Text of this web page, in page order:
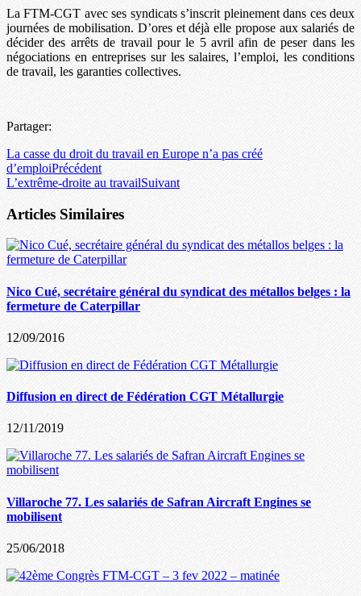
La FTM-CGT avec ses syndicats s’inscrit pleinement dans ces deux
journées de mobilisation. D’ores et déjà elle propose aux salariés de
décider des arrêts de travail pour le 5 avril afin de peser dans les
négociations en entreprises sur les salaires, l’emploi, les conditions
de travail, les garanties collectives.
Partager:
La casse du droit du travail en Europe n’a pas créé
d’emploiPrécédent
L’extrême-droite au travailSuivant
Articles Similaires
Nico Cué, secrétaire général du syndicat des métallos belges : la
fermeture de Caterpillar
12/09/2016
Diffusion en direct de Fédération CGT Métallurgie
12/11/2019
Villaroche 77. Les salariés de Safran Aircraft Engines se
mobilisent
25/06/2018